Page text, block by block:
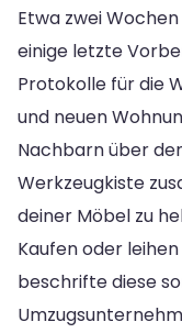
Etwa zwei
einige letzte
Protokolle für die
und neuen
Nachbarn über
Werkzeugkiste
deiner Möbel zu
Kaufen oder
beschrifte diese